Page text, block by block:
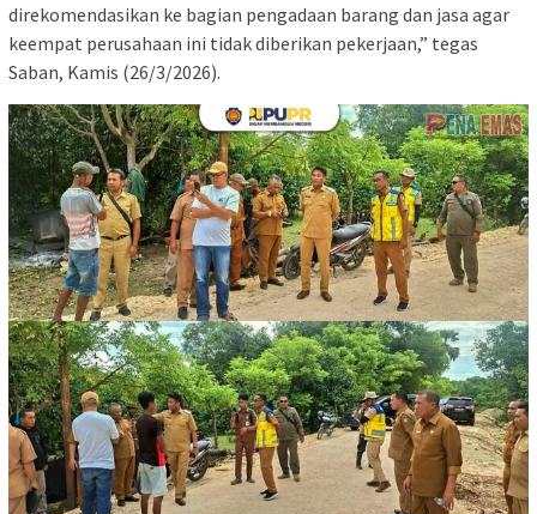
direkomendasikan ke bagian pengadaan barang dan jasa agar
keempat perusahaan ini tidak diberikan pekerjaan,” tegas
Saban, Kamis (26/3/2026).